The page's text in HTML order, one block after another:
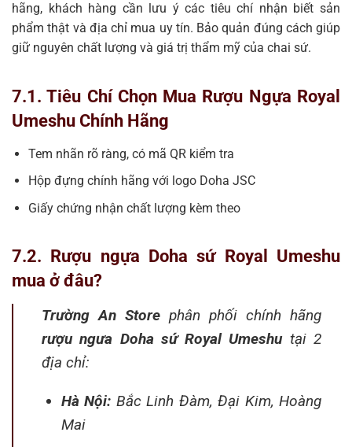
hãng, khách hàng cần lưu ý các tiêu chí nhận biết sản
phẩm thật và địa chỉ mua uy tín. Bảo quản đúng cách giúp
giữ nguyên chất lượng và giá trị thẩm mỹ của chai sứ.
7.1. Tiêu Chí Chọn Mua Rượu Ngựa Royal
Umeshu Chính Hãng
Tem nhãn rõ ràng, có mã QR kiểm tra
Hộp đựng chính hãng với logo Doha JSC
Giấy chứng nhận chất lượng kèm theo
7.2. Rượu ngựa Doha sứ Royal Umeshu
mua ở đâu?
Trường An Store phân phối chính hãng
rượu ngưa Doha sứ Royal Umeshutại 2
địa chỉ:
Hà Nội: Bắc Linh Đàm, Đại Kim, Hoàng
Mai